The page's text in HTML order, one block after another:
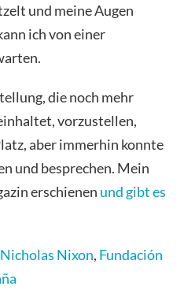
und meine Augen
ich von einer
die noch mehr
vorzustellen,
aber immerhin konnte
und besprechen. Mein
erschienen und gibt es
Nicholas Nixon, Fundación